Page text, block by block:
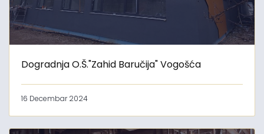
Dogradnja O.Š."Zahid Baručija" Vogošća
16 Decembar 2024